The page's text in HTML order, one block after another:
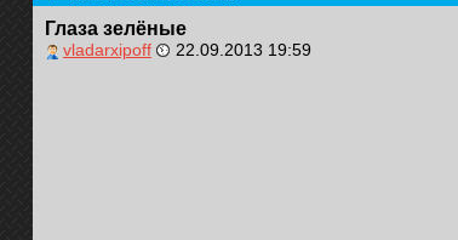
Глаза зелёные
vladarxipoff 22.09.2013 19:59